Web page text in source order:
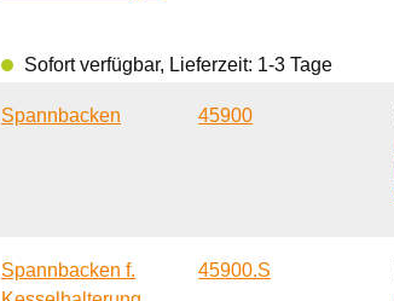
Sofort verfügbar, Lieferzeit: 1-3 Tage
Spannbacken 45900
Spannbacken f.
45900.S